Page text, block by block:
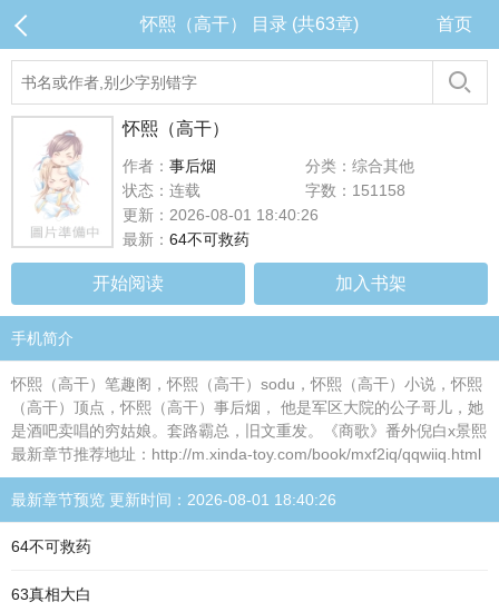
怀熙（高干） 目录 (共63章) 首页
怀熙（高干）
作者： 事后烟
分类：综合其他
状态：连载
字数：151158
更新：2026-08-01 18:40:26
最新： 64不可救药
开始阅读 加入书架
手机简介
怀熙（高干）笔趣阁，怀熙（高干）sodu，怀熙（高干）小说，怀熙
（高干）顶点，怀熙（高干）事后烟， 他是军区大院的公子哥儿，她
是酒吧卖唱的穷姑娘。套路霸总，旧文重发。《商歌》番外倪白x景熙
最新章节推荐地址：http://m.xinda-toy.com/book/mxf2iq/qqwiiq.html
最新章节预览 更新时间：2026-08-01 18:40:26
64不可救药
63真相大白